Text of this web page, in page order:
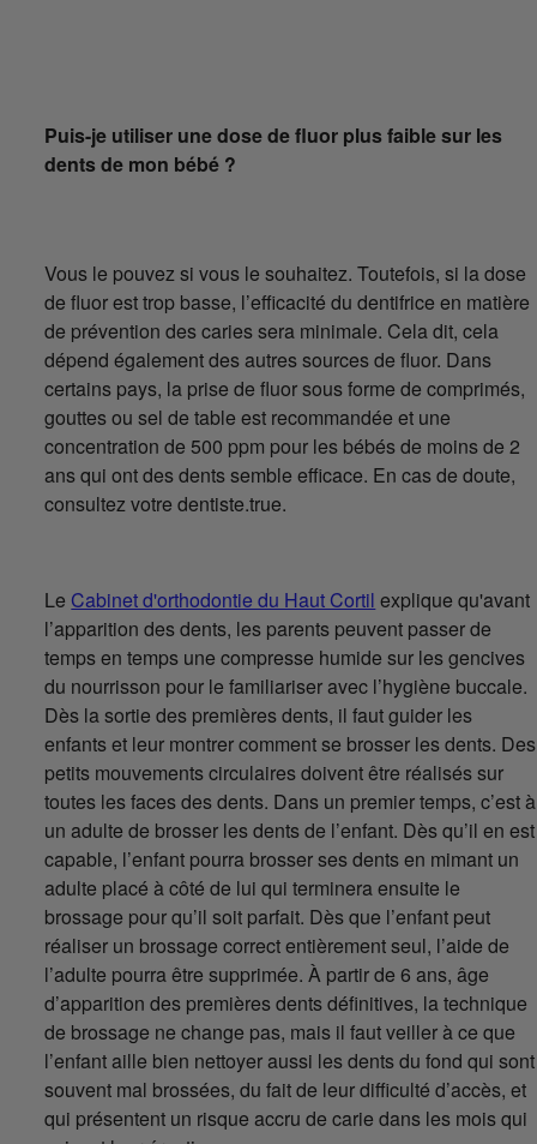
Puis-je utiliser une dose de fluor plus faible sur les
dents de mon bébé ?
Vous le pouvez si vous le souhaitez. Toutefois, si la dose
de fluor est trop basse, l’efficacité du dentifrice en matière
de prévention des caries sera minimale. Cela dit, cela
dépend également des autres sources de fluor. Dans
certains pays, la prise de fluor sous forme de comprimés,
gouttes ou sel de table est recommandée et une
concentration de 500 ppm pour les bébés de moins de 2
ans qui ont des dents semble efficace. En cas de doute,
consultez votre dentiste.true.
Le Cabinet d'orthodontie du Haut Cortil explique qu'avant
l’apparition des dents, les parents peuvent passer de
temps en temps une compresse humide sur les gencives
du nourrisson pour le familiariser avec l’hygiène buccale.
Dès la sortie des premières dents, il faut guider les
enfants et leur montrer comment se brosser les dents. Des
petits mouvements circulaires doivent être réalisés sur
toutes les faces des dents. Dans un premier temps, c’est à
un adulte de brosser les dents de l’enfant. Dès qu’il en est
capable, l’enfant pourra brosser ses dents en mimant un
adulte placé à côté de lui qui terminera ensuite le
brossage pour qu’il soit parfait. Dès que l’enfant peut
réaliser un brossage correct entièrement seul, l’aide de
l’adulte pourra être supprimée. À partir de 6 ans, âge
d’apparition des premières dents définitives, la technique
de brossage ne change pas, mais il faut veiller à ce que
l’enfant aille bien nettoyer aussi les dents du fond qui sont
souvent mal brossées, du fait de leur difficulté d’accès, et
qui présentent un risque accru de carie dans les mois qui